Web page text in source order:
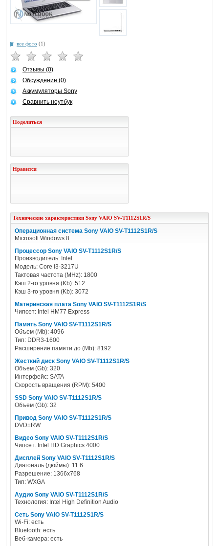
все фото (1)
Отзывы (0)
Обсуждение (0)
Аккумуляторы Sony
Сравнить ноутбук
Поделиться
Нравится
Технические характеристики Sony VAIO SV-T1112S1R/S
Операционная система Sony VAIO SV-T1112S1R/S
Microsoft Windows 8
Процессор Sony VAIO SV-T1112S1R/S
Производитель: Intel
Модель: Core i3-3217U
Тактовая частота (MHz): 1800
Кэш 2-го уровня (Kb): 512
Кэш 3-го уровня (Kb): 3072
Материнская плата Sony VAIO SV-T1112S1R/S
Чипсет: Intel HM77 Express
Память Sony VAIO SV-T1112S1R/S
Объем (Mb): 4096
Тип: DDR3-1600
Расширение памяти до (Mb): 8192
Жесткий диск Sony VAIO SV-T1112S1R/S
Объем (Gb): 320
Интерфейс: SATA
Скорость вращения (RPM): 5400
SSD Sony VAIO SV-T1112S1R/S
Объем (Gb): 32
Привод Sony VAIO SV-T1112S1R/S
DVD±RW
Видео Sony VAIO SV-T1112S1R/S
Чипсет: Intel HD Graphics 4000
Дисплей Sony VAIO SV-T1112S1R/S
Диагональ (дюймы): 11.6
Разрешение: 1366x768
Тип: WXGA
Аудио Sony VAIO SV-T1112S1R/S
Технология: Intel High Definition Audio
Сеть Sony VAIO SV-T1112S1R/S
Wi-Fi: есть
Bluetooth: есть
Веб-камера: есть